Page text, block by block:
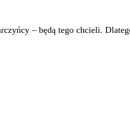
– będą tego chcieli.